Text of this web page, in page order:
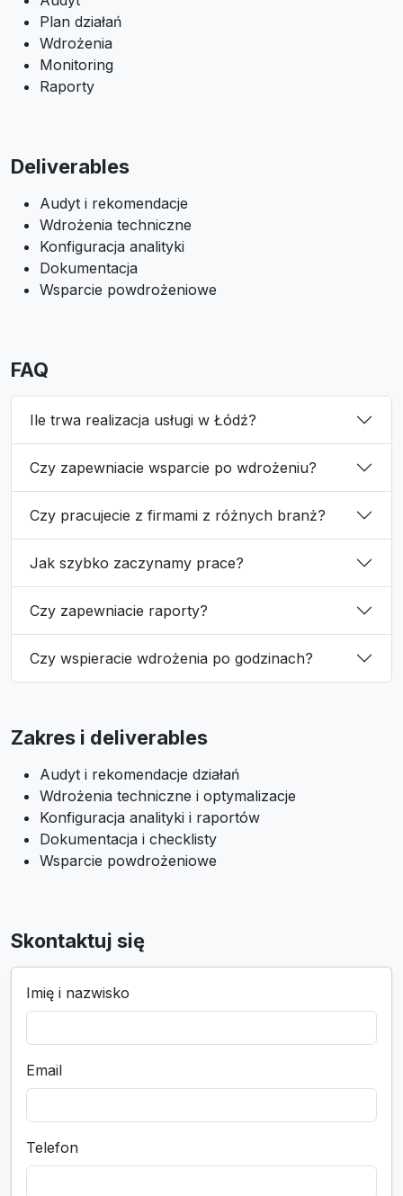
Plan działań
Wdrożenia
Monitoring
Raporty
Deliverables
Audyt i rekomendacje
Wdrożenia techniczne
Konfiguracja analityki
Dokumentacja
Wsparcie powdrożeniowe
FAQ
Ile trwa realizacja usługi w Łódź?
Czy zapewniacie wsparcie po wdrożeniu?
Czy pracujecie z firmami z różnych branż?
Jak szybko zaczynamy prace?
Czy zapewniacie raporty?
Czy wspieracie wdrożenia po godzinach?
Zakres i deliverables
Audyt i rekomendacje działań
Wdrożenia techniczne i optymalizacje
Konfiguracja analityki i raportów
Dokumentacja i checklisty
Wsparcie powdrożeniowe
Skontaktuj się
Imię i nazwisko
Email
Telefon